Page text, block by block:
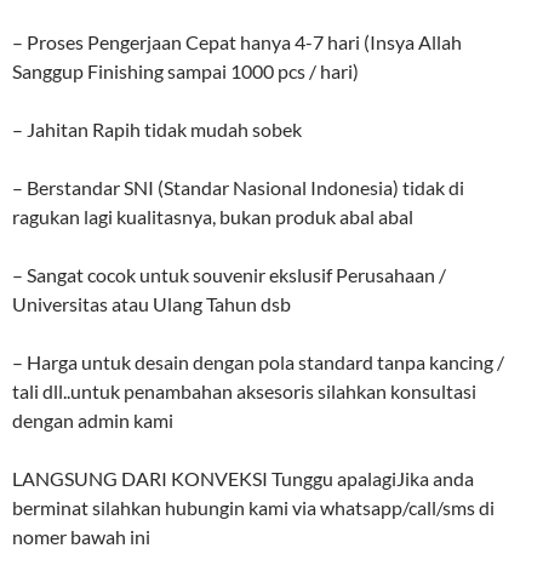
– Proses Pengerjaan Cepat hanya 4-7 hari (Insya Allah
Sanggup Finishing sampai 1000 pcs / hari)
– Jahitan Rapih tidak mudah sobek
– Berstandar SNI (Standar Nasional Indonesia) tidak di
ragukan lagi kualitasnya, bukan produk abal abal
– Sangat cocok untuk souvenir ekslusif Perusahaan /
Universitas atau Ulang Tahun dsb
– Harga untuk desain dengan pola standard tanpa kancing /
tali dll..untuk penambahan aksesoris silahkan konsultasi
dengan admin kami
LANGSUNG DARI KONVEKSI Tunggu apalagiJika anda
berminat silahkan hubungin kami via whatsapp/call/sms di
nomer bawah ini